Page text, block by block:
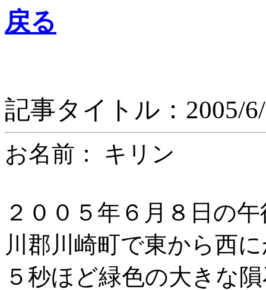
戻る
記事タイトル：2005/
お名前： キリン
２００５年６月８日の
川郡川崎町で東から西
５秒ほど緑色の大きな